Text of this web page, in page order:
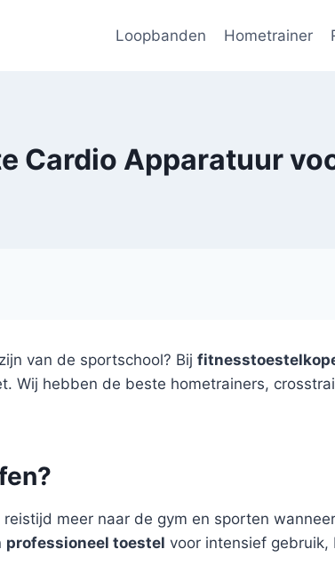
Loopbanden Hometrainer
Cardio Apparatuur
van de sportschool? Bij
hebben de beste hometrainers,
meer naar de gym en sporten
professioneel toestel voor intensief gebruik,